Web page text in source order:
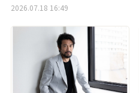
2026.07.18 16:49